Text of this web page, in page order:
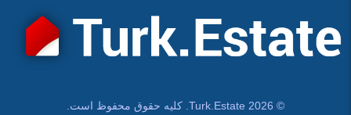
© Turk.Estate 2026. کلیه حقوق محفوظ است.